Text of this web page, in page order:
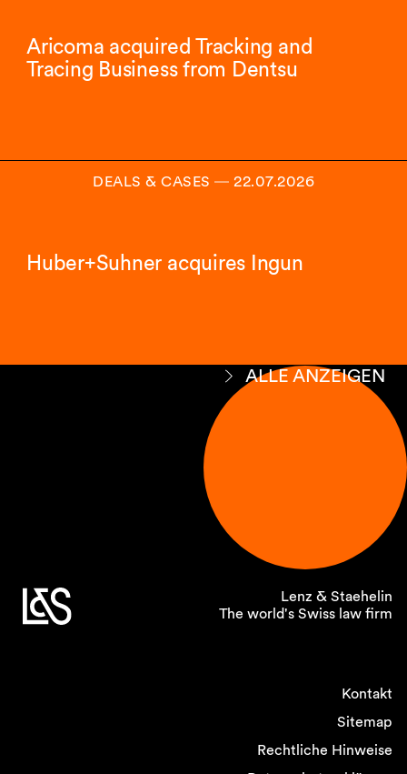
Aricoma acquired Tracking and
Tracing Business from Dentsu
DEALS & CASES ― 22.07.2026
Huber+Suhner acquires Ingun
ALLE ANZEIGEN
Lenz & Staehelin
The world's Swiss law firm
Kontakt
Sitemap
Rechtliche Hinweise